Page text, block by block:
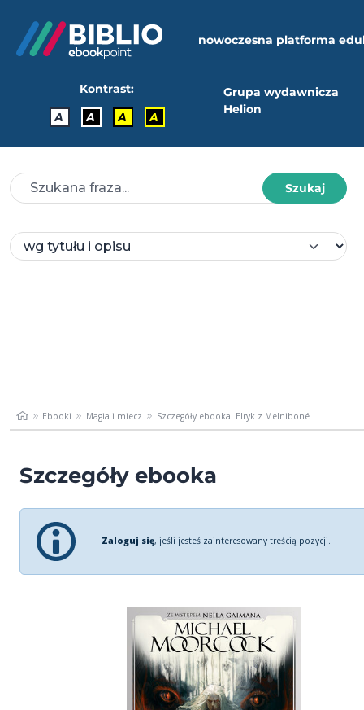
nowoczesna platforma
Kontrast:
A
A A A
Grupa wydawnicza
Helion
Szukaj
Ebooki Magia i miecz Szczegóły ebooka: Elryk z Melniboné
Szczegóły ebooka
Zaloguj się, jeśli jesteś zainteresowany treścią pozycji.